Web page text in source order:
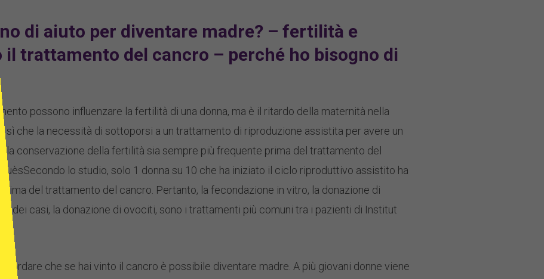
di aiuto per diventare madre? – fertilità e
il trattamento del cancro – perché ho bisogno di
possono influenzare la fertilità di una donna, ma è il ritardo della maternità nella
sì che la necessità di sottoporsi a un trattamento di riproduzione assistita per avere un
la conservazione della fertilità sia sempre più frequente prima del trattamento del
lo studio, solo 1 donna su 10 che ha iniziato il ciclo riproduttivo assistito ha
del trattamento del cancro. Pertanto, la fecondazione in vitro, la donazione di
dei casi, la donazione di ovociti, sono i trattamenti più comuni tra i pazienti di Institut
che se hai vinto il cancro è possibile diventare madre. A più giovani donne viene